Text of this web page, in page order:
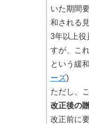
いた期間
和される
3年以上役
すが、こ
という緩
ーズ)
ただし、
改正後の
改正前に